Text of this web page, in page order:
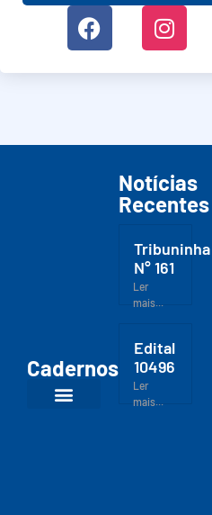
Cadernos
Notícias
Recentes
Tribuninha
N° 161
Ler
mais...
Edital
10496
Ler
mais...